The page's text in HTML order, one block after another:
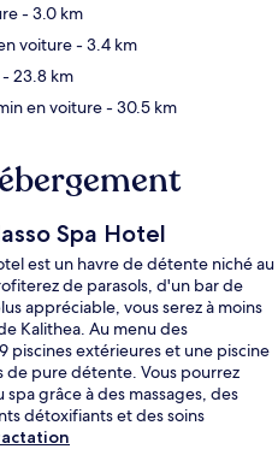
- 3.0 km
voiture- 3.4 km
- 23.8 km
en voiture- 30.5 km
Spa Hotel
est un havre de détente niché au
de parasols, d'un bar de
appréciable, vous serez à moins
Kalithea. Au menu des
extérieures et une piscine
pure détente. Vous pourrez
grâce à des massages, des
détoxifiants et des soins
comprennent 4